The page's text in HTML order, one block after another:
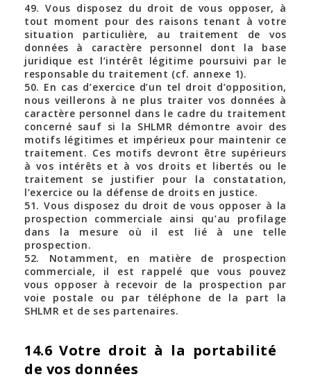
49. Vous disposez du droit de vous opposer, à
tout moment pour des raisons tenant à votre
situation particulière, au traitement de vos
données à caractère personnel dont la base
juridique est l’intérêt légitime poursuivi par le
responsable du traitement (cf. annexe 1).
50. En cas d’exercice d’un tel droit d’opposition,
nous veillerons à ne plus traiter vos données à
caractère personnel dans le cadre du traitement
concerné sauf si la SHLMR démontre avoir des
motifs légitimes et impérieux pour maintenir ce
traitement. Ces motifs devront être supérieurs
à vos intérêts et à vos droits et libertés ou le
traitement se justifier pour la constatation,
l’exercice ou la défense de droits en justice.
51. Vous disposez du droit de vous opposer à la
prospection commerciale ainsi qu’au profilage
dans la mesure où il est lié à une telle
prospection.
52. Notamment, en matière de prospection
commerciale, il est rappelé que vous pouvez
vous opposer à recevoir de la prospection par
voie postale ou par téléphone de la part la
SHLMR et de ses partenaires.
14.6 Votre droit à la portabilité
de vos données